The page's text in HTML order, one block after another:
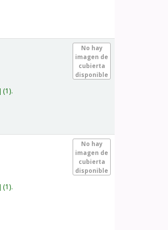
No hay
imagen de
cubierta
disponible
(1).
No hay
imagen de
cubierta
disponible
(1).